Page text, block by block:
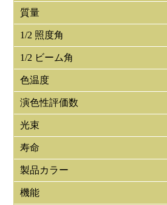
質量
1/2 照度角
1/2 ビーム角
色温度
演色性評価数
光束
寿命
製品カラー
機能